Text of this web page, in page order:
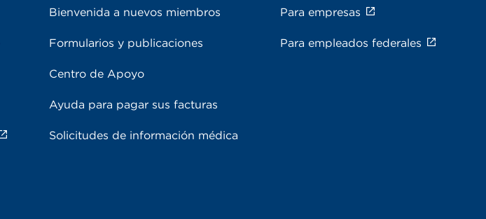
Bienvenida a nuevos miembros
Formularios y publicaciones
Centro de Apoyo
Ayuda para pagar sus facturas
Solicitudes de información médica
Para empresas
Para empleados federales